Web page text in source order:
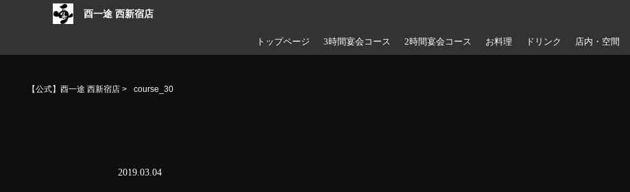
酉一途 西新宿店
トップページ 3時間宴会コース 2時間宴会コース お料理 ドリンク 店内・空間
【公式】酉一途 西新宿店 > course_30
2019.03.04